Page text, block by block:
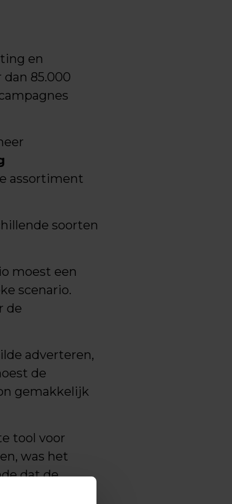
en
85.000
assortiment
soorten
moest een
scenario.
de
adverteren,
de
gemakkelijk
tool voor
was het
dat de
tijdelijke